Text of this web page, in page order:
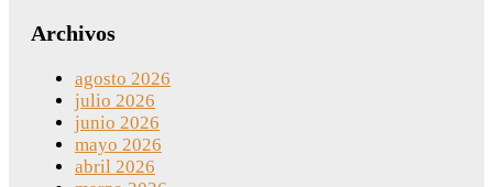
Archivos
agosto 2026
julio 2026
junio 2026
mayo 2026
abril 2026